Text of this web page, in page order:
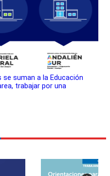
suman a la Educación
trabajar por una